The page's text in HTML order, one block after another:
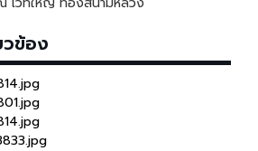
วข้อง